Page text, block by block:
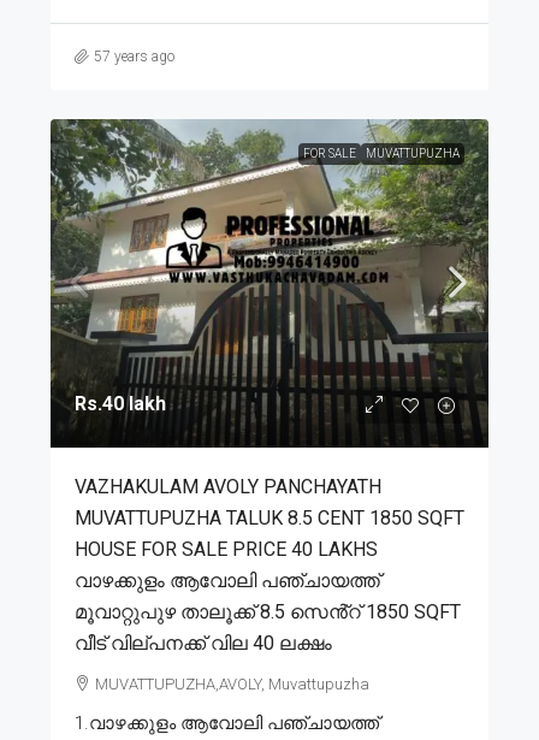
57 years ago
FOR SALE MUVATTUPUZHA
Rs.40 lakh
VAZHAKULAM AVOLY PANCHAYATH
MUVATTUPUZHA TALUK 8.5 CENT 1850 SQFT
HOUSE FOR SALE PRICE 40 LAKHS
വാഴക്കുളം ആവോലി പഞ്ചായത്ത്
മൂവാറ്റുപുഴ താലൂക്ക് 8.5 സെൻ്റ് 1850 SQFT
വീട് വില്പനക്ക് വില 40 ലക്ഷം
MUVATTUPUZHA,AVOLY, Muvattupuzha
1.വാഴക്കുളം ആവോലി പഞ്ചായത്ത്